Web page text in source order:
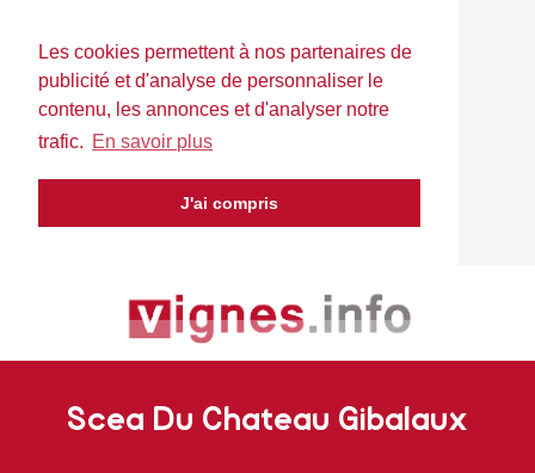
Les cookies permettent à nos partenaires de
publicité et d'analyse de personnaliser le
contenu, les annonces et d'analyser notre
trafic. En savoir plus
J'ai compris
Scea Du Chateau Gibalaux